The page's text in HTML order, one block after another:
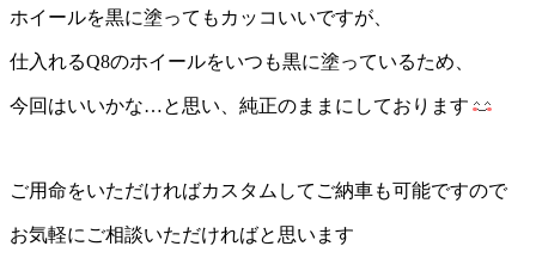
ホイールを黒に塗ってもカッコいいですが、
仕入れるQ8のホイールをいつも黒に塗っているため、
今回はいいかな…と思い、純正のままにしております
ご用命をいただければカスタムしてご納車も可能ですので
お気軽にご相談いただければと思います